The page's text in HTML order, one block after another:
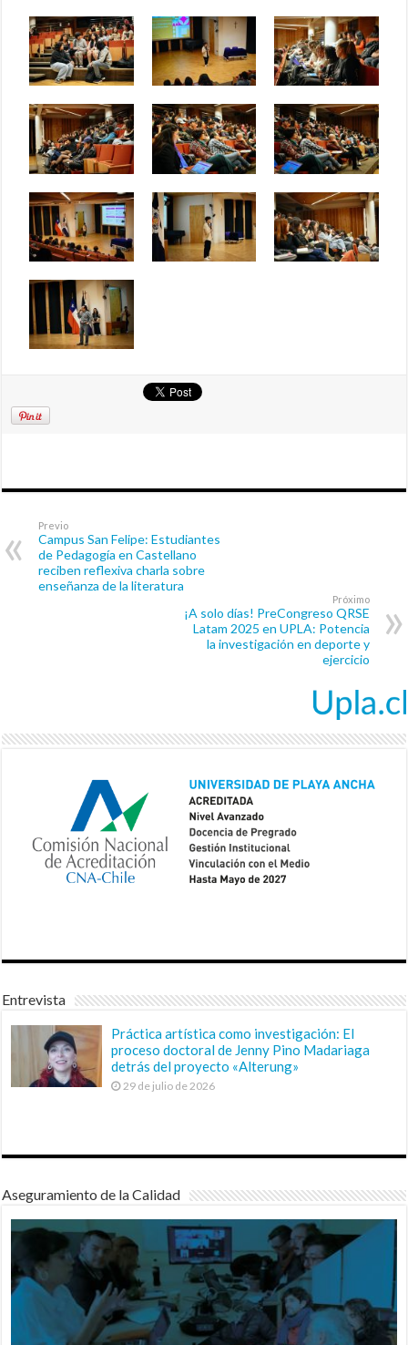
Previo
Campus San Felipe: Estudiantes
de Pedagogía en Castellano
reciben reflexiva charla sobre
enseñanza de la literatura
Próximo
¡A solo días! PreCongreso QRSE
Latam 2025 en UPLA: Potencia
la investigación en deporte y
ejercicio
Entrevista
Práctica artística como investigación: El
proceso doctoral de Jenny Pino Madariaga
detrás del proyecto «Alterung»
29 de julio de 2026
Aseguramiento de la Calidad